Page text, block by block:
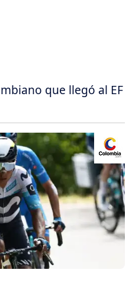
que llegó al EF